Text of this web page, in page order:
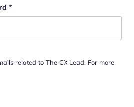
*
related to The CX Lead. For more